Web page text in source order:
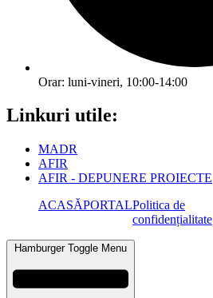
Orar: luni-vineri, 10:00-14:00
Linkuri utile:
MADR
AFIR
AFIR - DEPUNERE PROIECTE
ACASĂPORTALPolitica de
confidențialitate
Hamburger Toggle Menu